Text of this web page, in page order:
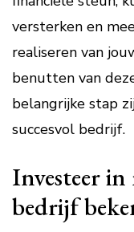
versterken en
realiseren van
benutten van
belangrijke stap
succesvol bedrijf.
Investeer
bedrijf